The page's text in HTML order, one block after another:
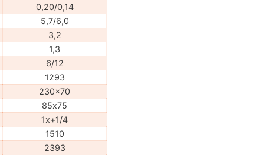
0,20/0,14
5,7/6,0
3,2
1,3
6/12
1293
230x70
85х75
1x+1/4
1510
2393